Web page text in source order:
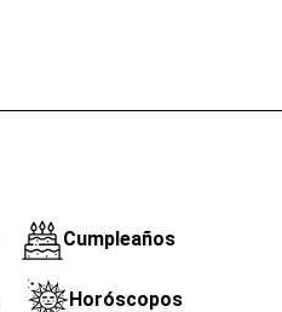
Cumpleaños
Horóscopos